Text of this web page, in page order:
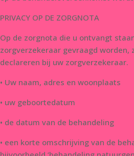
PRIVACY OP DE ZORGNOTA
Op de zorgnota die u ontvangt
zorgverzekeraar gevraagd worden,
declareren bij uw zorgverzekeraar.
• Uw naam, adres en woonplaats
• uw geboortedatum
• de datum van de behandeling
• een korte omschrijving van de